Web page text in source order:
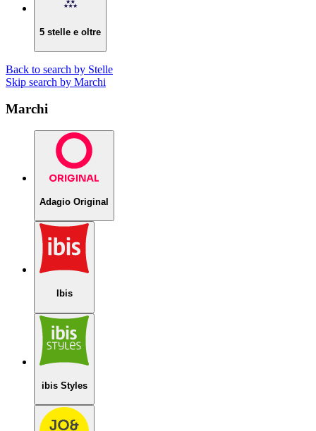
5 stelle e oltre
Back to search by Stelle
Skip search by Marchi
Marchi
Adagio Original
Ibis
ibis Styles